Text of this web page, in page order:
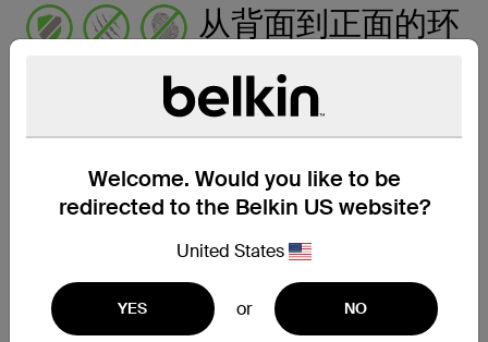
Welcome. Would you like to be
redirected to the Belkin US website?
United States
YES or NO
从背面到正面的环
保护壳的边缘设计成略微凸起状，
在手机屏幕向下平放时，可在屏幕
与接触面之间留出间隙。这有助于
简洁造型
SheerForce Elite 保护壳具有水晶